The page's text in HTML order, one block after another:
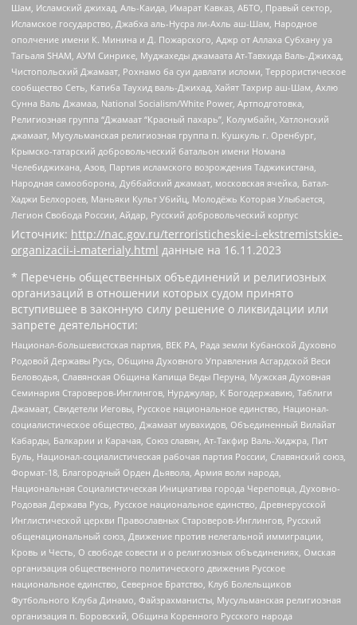
Шам, Исламский джихад, Аль-Каида, Имарат Кавказ, АБТО, Правый сектор,
Исламское государство, Джабха аль-Нусра ли-Ахль аш-Шам, Народное
ополчение имени К. Минина и Д. Пожарского, Аджр от Аллаха Субхану уа
Тагьаля SHAM, АУМ Синрике, Муджахеды джамаата Ат-Тавхида Валь-Джихад,
Чистопольский Джамаат, Рохнамо ба суи давлати исломи, Террористическое
сообщество Сеть, Катиба Таухид валь-Джихад, Хайят Тахрир аш-Шам, Ахлю
Сунна Валь Джамаа, National Socialism/White Power, Артподготовка,
Религиозная группа “Джамаат “Красный пахарь”, Колумбайн, Хатлонский
джамаат, Мусульманская религиозная группа п. Кушкуль г. Оренбург,
Крымско-татарский добровольческий батальон имени Номана
Челебиджихана, Азов, Партия исламского возрождения Таджикистана,
Народная самооборона, Дуббайский джамаат, московская ячейка, Батал-
Хаджи Белхороев, Маньяки Культ Убийц, Молодёжь Которая Улыбается,
Легион Свобода России, Айдар, Русский добровольческий корпус
Источник: http://nac.gov.ru/terroristicheskie-i-ekstremistskie-
organizacii-i-materialy.html данные на 16.11.2023
* Перечень общественных объединений и религиозных
организаций в отношении которых судом принято
вступившее в законную силу решение о ликвидации или
запрете деятельности:
Национал-большевистская партия, ВЕК РА, Рада земли Кубанской Духовно
Родовой Державы Русь, Община Духовного Управления Асгардской Веси
Беловодья, Славянская Община Капища Веды Перуна, Мужская Духовная
Семинария Староверов-Инглингов, Нурджулар, К Богодержавию, Таблиги
Джамаат, Свидетели Иеговы, Русское национальное единство, Национал-
социалистическое общество, Джамаат мувахидов, Объединенный Вилайат
Кабарды, Балкарии и Карачая, Союз славян, Ат-Такфир Валь-Хиджра, Пит
Буль, Национал-социалистическая рабочая партия России, Славянский союз,
Формат-18, Благородный Орден Дьявола, Армия воли народа,
Национальная Социалистическая Инициатива города Череповца, Духовно-
Родовая Держава Русь, Русское национальное единство, Древнерусской
Инглистической церкви Православных Староверов-Инглингов, Русский
общенациональный союз, Движение против нелегальной иммиграции,
Кровь и Честь, О свободе совести и о религиозных объединениях, Омская
организация общественного политического движения Русское
национальное единство, Северное Братство, Клуб Болельщиков
Футбольного Клуба Динамо, Файзрахманисты, Мусульманская религиозная
организация п. Боровский, Община Коренного Русского народа